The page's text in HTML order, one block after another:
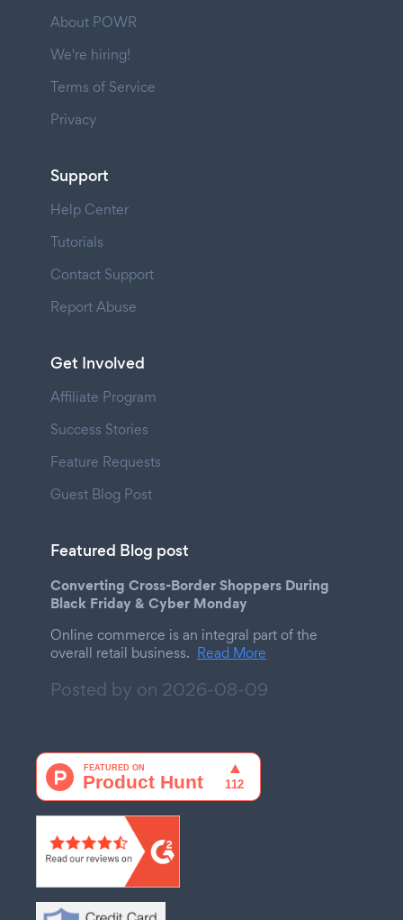
About POWR
We're hiring!
Terms of Service
Privacy
Support
Help Center
Tutorials
Contact Support
Report Abuse
Get Involved
Affiliate Program
Success Stories
Feature Requests
Guest Blog Post
Featured Blog post
Converting Cross-Border Shoppers During
Black Friday & Cyber Monday
Online commerce is an integral part of the
overall retail business. Read More
Posted by on 2026-08-09